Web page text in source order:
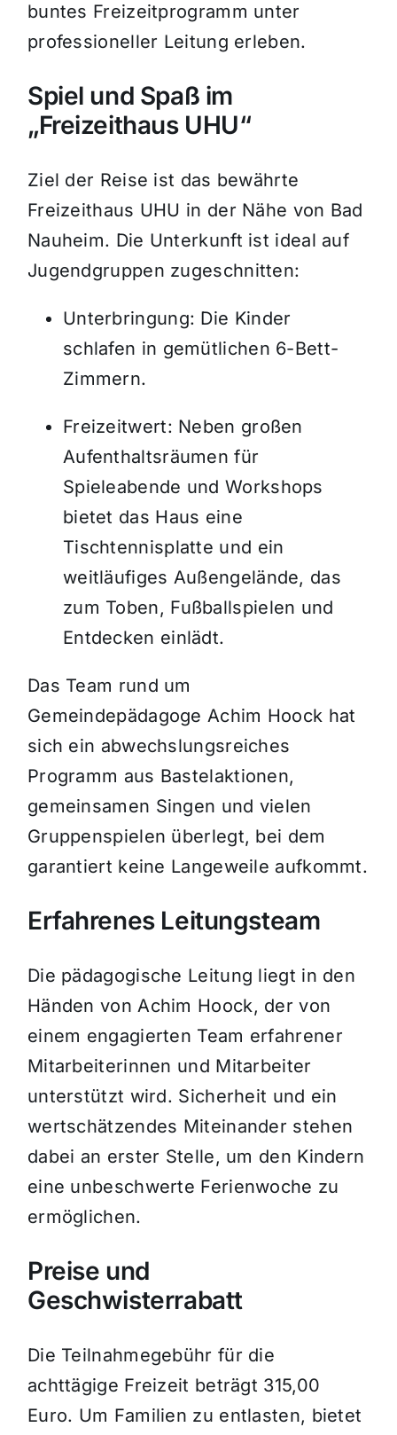
buntes Freizeitprogramm unter
professioneller Leitung erleben.
Spiel und Spaß im
„Freizeithaus UHU“
Ziel der Reise ist das bewährte
Freizeithaus UHU in der Nähe von Bad
Nauheim. Die Unterkunft ist ideal auf
Jugendgruppen zugeschnitten:
Unterbringung: Die Kinder
schlafen in gemütlichen 6-Bett-
Zimmern.
Freizeitwert: Neben großen
Aufenthaltsräumen für
Spieleabende und Workshops
bietet das Haus eine
Tischtennisplatte und ein
weitläufiges Außengelände, das
zum Toben, Fußballspielen und
Entdecken einlädt.
Das Team rund um
Gemeindepädagoge Achim Hoock hat
sich ein abwechslungsreiches
Programm aus Bastelaktionen,
gemeinsamen Singen und vielen
Gruppenspielen überlegt, bei dem
garantiert keine Langeweile aufkommt.
Erfahrenes Leitungsteam
Die pädagogische Leitung liegt in den
Händen von Achim Hoock, der von
einem engagierten Team erfahrener
Mitarbeiterinnen und Mitarbeiter
unterstützt wird. Sicherheit und ein
wertschätzendes Miteinander stehen
dabei an erster Stelle, um den Kindern
eine unbeschwerte Ferienwoche zu
ermöglichen.
Preise und
Geschwisterrabatt
Die Teilnahmegebühr für die
achttägige Freizeit beträgt 315,00
Euro. Um Familien zu entlasten, bietet